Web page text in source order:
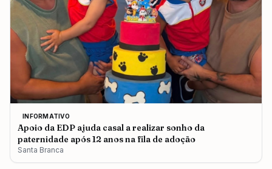
INFORMATIVO
Apoio da EDP ajuda casal a realizar sonho da
paternidade após 12 anos na fila de adoção
Santa Branca